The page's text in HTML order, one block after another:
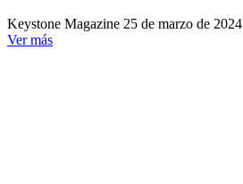
Keystone Magazine 25 de marzo de 2024
Ver más